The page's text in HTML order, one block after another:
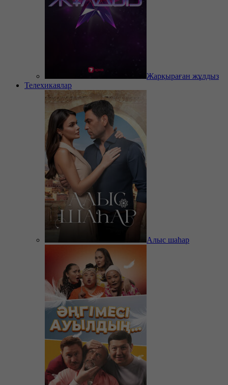
Жарқыраған жұлдыз
Телехикаялар
Алыс шаһар